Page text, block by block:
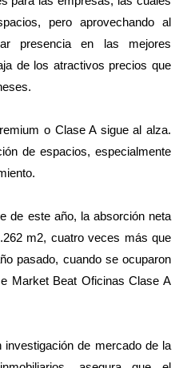
pero aprovechando al
presencia en las mejores
de los atractivos precios que
o Clase A sigue al alza.
de espacios, especialmente
de este año, la absorción neta
m2, cuatro veces más que
pasado, cuando se ocuparon
Market Beat Oficinas Clase A
de mercado de la